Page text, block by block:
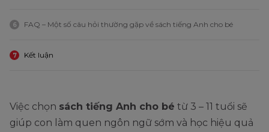
6 FAQ – Một số câu hỏi thường gặp về sách tiếng Anh cho bé
7 Kết luận
Việc chọn sách tiếng Anh cho bé từ 3 – 11 tuổi sẽ
giúp con làm quen ngôn ngữ sớm và học hiệu quả